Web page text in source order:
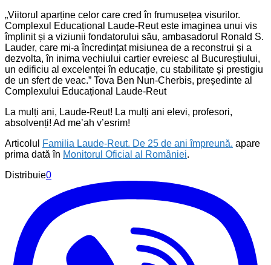
„Viitorul aparține celor care cred în frumusețea visurilor.
Complexul Educațional Laude-Reut este imaginea unui vis
împlinit și a viziunii fondatorului său, ambasadorul Ronald S.
Lauder, care mi-a încredințat misiunea de a reconstrui și a
dezvolta, în inima vechiului cartier evreiesc al Bucureștiului,
un edificiu al excelenței în educație, cu stabilitate și prestigiu
de un sfert de veac.” Tova Ben Nun-Cherbis, președinte al
Complexului Educațional Laude-Reut
La mulți ani, Laude-Reut! La mulți ani elevi, profesori,
absolvenți! Ad me’ah v’esrim!
Articolul
Familia Laude-Reut. De 25 de ani împreună. apare
prima dată în Monitorul Oficial al României.
Distribuie0